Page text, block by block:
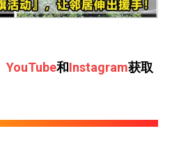
YouTube和Instagram获取